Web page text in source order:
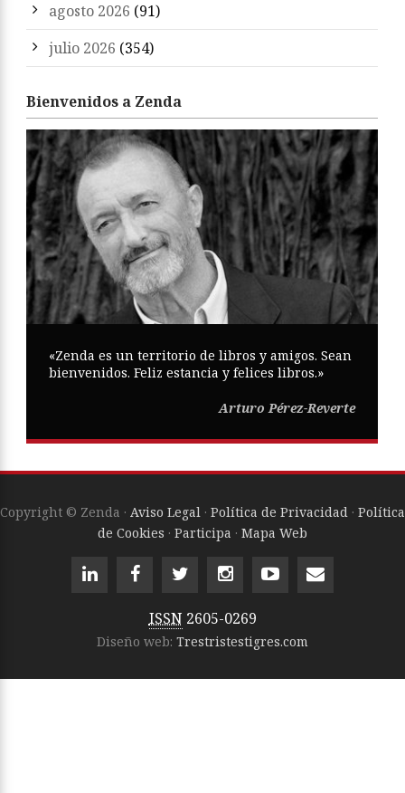
agosto 2026 (91)
julio 2026 (354)
Bienvenidos a Zenda
«Zenda es un territorio de libros y amigos. Sean
bienvenidos. Feliz estancia y felices libros.»
Arturo Pérez-Reverte
Copyright © Zenda · Aviso Legal · Política de Privacidad · Política
de Cookies · Participa · Mapa Web
ISSN 2605-0269
Diseño web: Trestristestigres.com